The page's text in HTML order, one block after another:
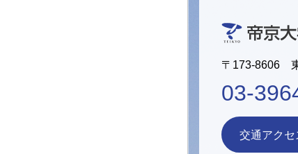
〒173-8606
03-
交通アクセ